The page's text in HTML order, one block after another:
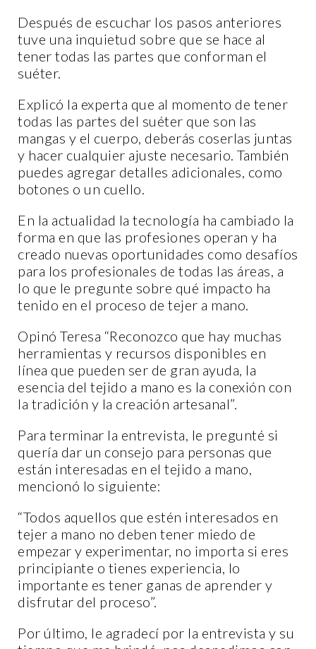
Después de escuchar los pasos anteriores
tuve una inquietud sobre que se hace al
tener todas las partes que conforman el
suéter.
Explicó la experta que al momento de tener
todas las partes del suéter que son las
mangas y el cuerpo, deberás coserlas juntas
y hacer cualquier ajuste necesario. También
puedes agregar detalles adicionales, como
botones o un cuello.
En la actualidad la tecnología ha cambiado la
forma en que las profesiones operan y ha
creado nuevas oportunidades como desafíos
para los profesionales de todas las áreas, a
lo que le pregunte sobre qué impacto ha
tenido en el proceso de tejer a mano.
Opinó Teresa “Reconozco que hay muchas
herramientas y recursos disponibles en
línea que pueden ser de gran ayuda, la
esencia del tejido a mano es la conexión con
la tradición y la creación artesanal”.
Para terminar la entrevista, le pregunté si
quería dar un consejo para personas que
están interesadas en el tejido a mano,
mencionó lo siguiente:
“Todos aquellos que estén interesados en
tejer a mano no deben tener miedo de
empezar y experimentar, no importa si eres
principiante o tienes experiencia, lo
importante es tener ganas de aprender y
disfrutar del proceso”.
Por último, le agradecí por la entrevista y su